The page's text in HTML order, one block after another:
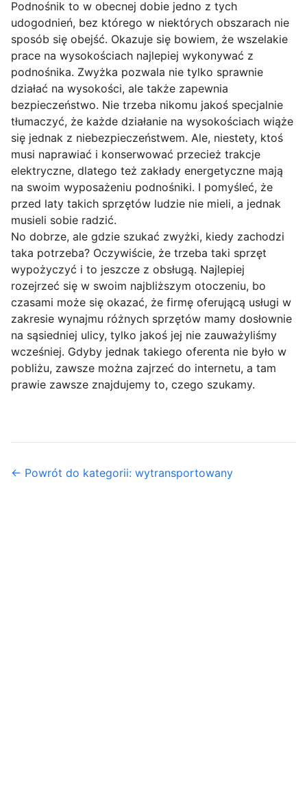
Podnośnik to w obecnej dobie jedno z tych
udogodnień, bez którego w niektórych obszarach nie
sposób się obejść. Okazuje się bowiem, że wszelakie
prace na wysokościach najlepiej wykonywać z
podnośnika. Zwyżka pozwala nie tylko sprawnie
działać na wysokości, ale także zapewnia
bezpieczeństwo. Nie trzeba nikomu jakoś specjalnie
tłumaczyć, że każde działanie na wysokościach wiąże
się jednak z niebezpieczeństwem. Ale, niestety, ktoś
musi naprawiać i konserwować przecież trakcje
elektryczne, dlatego też zakłady energetyczne mają
na swoim wyposażeniu podnośniki. I pomyśleć, że
przed laty takich sprzętów ludzie nie mieli, a jednak
musieli sobie radzić.
No dobrze, ale gdzie szukać zwyżki, kiedy zachodzi
taka potrzeba? Oczywiście, że trzeba taki sprzęt
wypożyczyć i to jeszcze z obsługą. Najlepiej
rozejrzeć się w swoim najbliższym otoczeniu, bo
czasami może się okazać, że firmę oferującą usługi w
zakresie wynajmu różnych sprzętów mamy dosłownie
na sąsiedniej ulicy, tylko jakoś jej nie zauważyliśmy
wcześniej. Gdyby jednak takiego oferenta nie było w
pobliżu, zawsze można zajrzeć do internetu, a tam
prawie zawsze znajdujemy to, czego szukamy.
← Powrót do kategorii: wytransportowany